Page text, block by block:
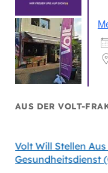
AUS DER VOLT-
Volt Will Stellen
Gesundheitsdienst